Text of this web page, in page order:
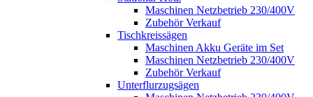
Maschinen Netzbetrieb 230/400V
Zubehör Verkauf
Tischkreissägen
Maschinen Akku Geräte im Set
Maschinen Netzbetrieb 230/400V
Zubehör Verkauf
Unterflurzugsägen